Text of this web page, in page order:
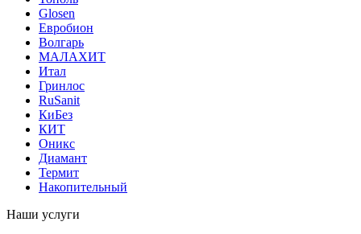
Glosen
Евробион
Волгарь
МАЛАХИТ
Итал
Гринлос
RuSanit
КиБез
КИТ
Оникс
Диамант
Термит
Накопительный
Наши услуги